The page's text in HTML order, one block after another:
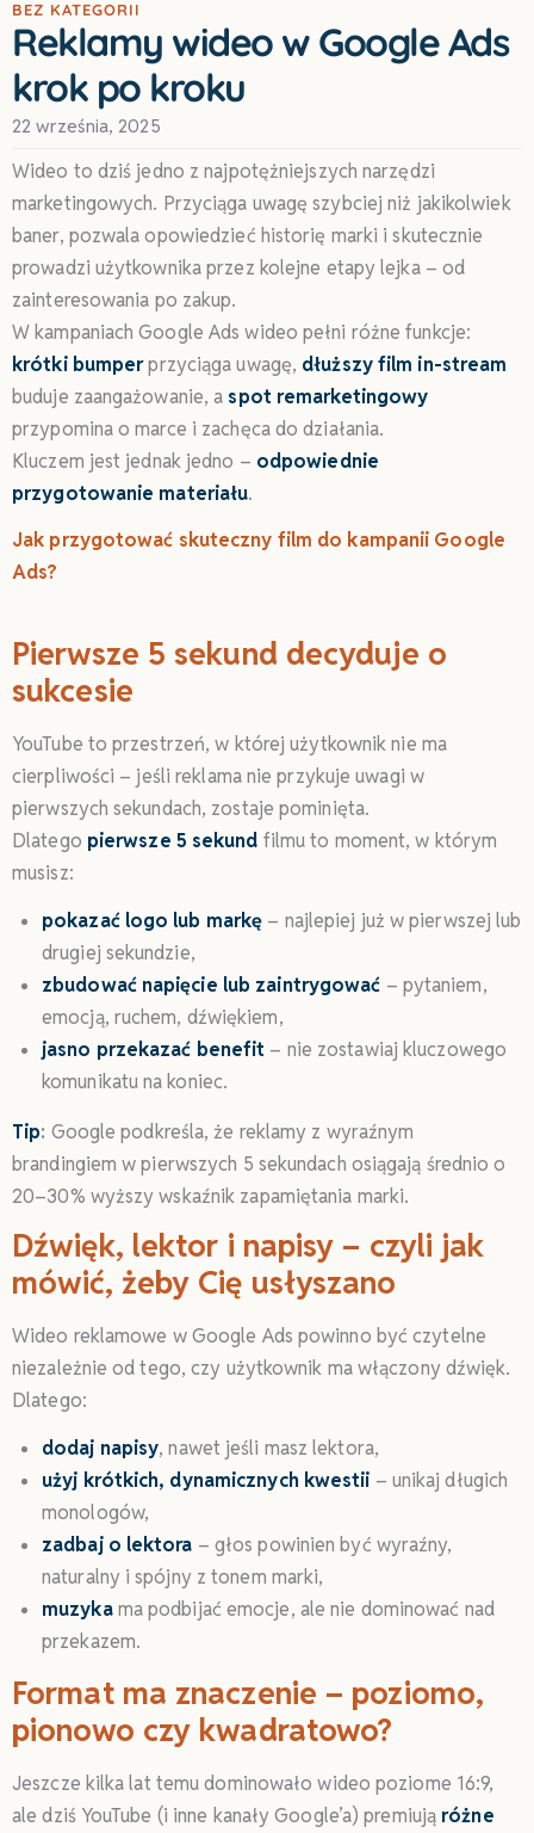
BEZ KATEGORII
Reklamy wideo w Google Ads
krok po kroku
22 września, 2025
Wideo to dziś jedno z najpotężniejszych narzędzi
marketingowych. Przyciąga uwagę szybciej niż jakikolwiek
baner, pozwala opowiedzieć historię marki i skutecznie
prowadzi użytkownika przez kolejne etapy lejka – od
zainteresowania po zakup.
W kampaniach Google Ads wideo pełni różne funkcje:
krótki bumperprzyciąga uwagę, dłuższy film in-stream
buduje zaangażowanie, a spot remarketingowy
przypomina o marce i zachęca do działania.
Kluczem jest jednak jedno – odpowiednie
przygotowanie materiału.
Jak przygotować skuteczny film do kampanii Google
Ads?
Pierwsze 5 sekund decyduje o
sukcesie
YouTube to przestrzeń, w której użytkownik nie ma
cierpliwości – jeśli reklama nie przykuje uwagi w
pierwszych sekundach, zostaje pominięta.
Dlatego pierwsze 5 sekund filmu to moment, w którym
musisz:
pokazać logo lub markę – najlepiej już w pierwszej lub
drugiej sekundzie,
zbudować napięcie lub zaintrygować – pytaniem,
emocją, ruchem, dźwiękiem,
jasno przekazać benefit – nie zostawiaj kluczowego
komunikatu na koniec.
Tip: Google podkreśla, że reklamy z wyraźnym
brandingiem w pierwszych 5 sekundach osiągają średnio o
20–30% wyższy wskaźnik zapamiętania marki.
Dźwięk, lektor i napisy – czyli jak
mówić, żeby Cię usłyszano
Wideo reklamowe w Google Ads powinno być czytelne
niezależnie od tego, czy użytkownik ma włączony dźwięk.
Dlatego:
dodaj napisy, nawet jeśli masz lektora,
użyj krótkich, dynamicznych kwestii – unikaj długich
monologów,
zadbaj o lektora – głos powinien być wyraźny,
naturalny i spójny z tonem marki,
muzyka ma podbijać emocje, ale nie dominować nad
przekazem.
Format ma znaczenie – poziomo,
pionowo czy kwadratowo?
Jeszcze kilka lat temu dominowało wideo poziome 16:9,
ale dziś YouTube (i inne kanały Google’a) premiują różne